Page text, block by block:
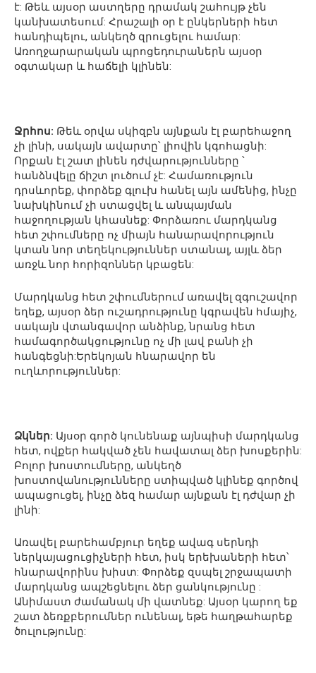
է: Թեև այսօր աստղերը դրամակ շահույթ չեն
կանխատեսում: Հրաշալի օր է ընկերների հետ
հանդիպելու, անկեղծ զրուցելու համար:
Առողջարարական պրոցեդուրաներն այսօր
օգտակար և հաճելի կլինեն:
Ջրհոս: Թեև օրվա սկիզբն այնքան էլ բարեհաջող
չի լինի, սակայն ավարտը՝ լիովին կգոհացնի:
Որքան էլ շատ լինեն դժվարությունները ՝
հանձնվելը ճիշտ լուծում չէ: Համառություն
դրսևորեք, փորձեք գլուխ հանել այն ամենից, ինչը
նախկինում չի ստացվել և անպայման
հաջողության կհասնեք: Փորձառու մարդկանց
հետ շփումները ոչ միայն հանարավորություն
կտան նոր տեղեկություններ ստանալ, այլև ձեր
առջև նոր հորիզոններ կբացեն:
Մարդկանց հետ շփումներում առավել զգուշավոր
եղեք, այսօր ձեր ուշադրությունը կգրավեն հմայիչ,
սակայն վտանգավոր անձինք, նրանց հետ
համագործակցությունը ոչ մի լավ բանի չի
հանգեցնի:Երեկոյան հնարավոր են
ուղևորություններ:
Ձկներ: Այսօր գործ կունենաք այնպիսի մարդկանց
հետ, ովքեր հակված չեն հավատալ ձեր խոսքերին:
Բոլոր խոստումները, անկեղծ
խոստովանությունները ստիպված կլինեք գործով
ապացուցել, ինչը ձեզ համար այնքան էլ դժվար չի
լինի:
Առավել բարեհամբյուր եղեք ավագ սերնդի
ներկայացուցիչների հետ, իսկ երեխաների հետ՝
հնարավորինս խիստ: Փորձեք զսպել շրջապատի
մարդկանց ապշեցնելու ձեր ցանկությունը :
Անիմաստ ժամանակ մի վատնեք: Այսօր կարող եք
շատ ձեռքբերումներ ունենալ, եթե հաղթահարեք
ծուլությունը: